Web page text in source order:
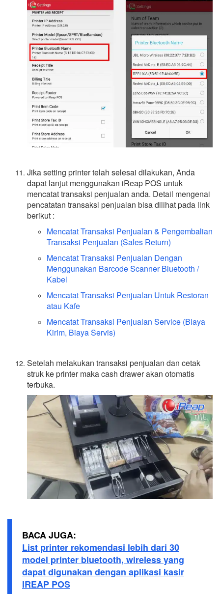
Jika setting printer telah selesai dilakukan, Anda
dapat lanjut menggunakan iReap POS untuk
mencatat transaksi penjualan anda. Detail mengenai
pencatatan transaksi penjualan bisa dilihat pada link
berikut :
Mencatat Transaksi Penjualan & Pengembalian
Transaksi Penjualan (Sales Return)
Mencatat Transaksi Penjualan Dengan
Menggunakan Barcode Scanner Bluetooth /
Kabel
Mencatat Transaksi Penjualan Untuk Restoran
atau Kafe
Mencatat Transaksi Penjualan Service (Biaya
Kirim, Biaya Servis)
Setelah melakukan transaksi penjualan dan cetak
struk ke printer maka cash drawer akan otomatis
terbuka.
BACA JUGA:
List printer rekomendasi lebih dari 30
model printer bluetooth, wireless yang
dapat digunakan dengan aplikasi kasir
IREAP POS